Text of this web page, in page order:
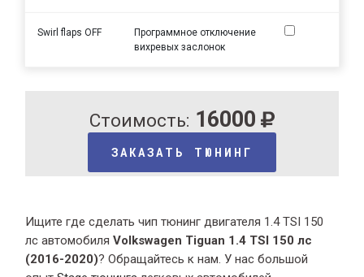
Swirl flaps OFF
Программное отключение
вихревых заслонок
Стоимость: 16000
ЗАКАЗАТЬ ТЮНИНГ
Ищите где сделать чип тюнинг двигателя 1.4 TSI 150
лс автомобиляVolkswagen Tiguan 1.4 TSI 150 лс
(2016-2020)? Обращайтесь к нам. У нас большой